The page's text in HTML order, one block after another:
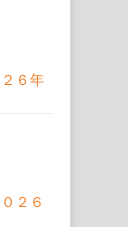
６年
２６